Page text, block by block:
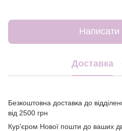
Написати
Доставка
Безкоштовна доставка до
від 2500 грн
Кур'єром Нової пошти до ваших